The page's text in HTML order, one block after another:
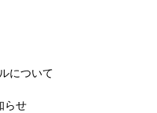
について
らせ